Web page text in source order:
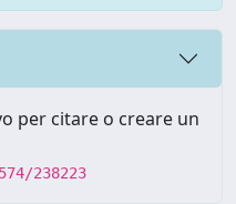
per citare o creare un
238223